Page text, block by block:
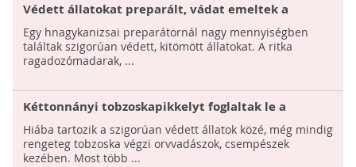
Védett állatokat preparált, vádat emeltek a
magyar férfi ellen
Egy hnagykanizsai preparátornál nagy mennyiségben
találtak szigorúan védett, kitömött állatokat. A ritka
ragadozómadarak, ...
Kéttonnányi tobzoskapikkelyt foglaltak le a
hatóságok
Hiába tartozik a szigorúan védett állatok közé, még mindig
rengeteg tobzoska végzi orvvadászok, csempészek
kezében. Most több ...